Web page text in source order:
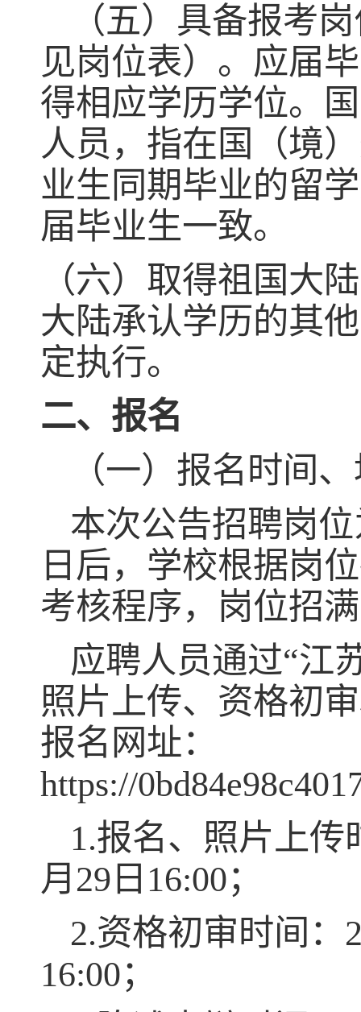
（五）具备报考
见岗位表）。应届
得相应学历学位。
人员，指在国（境
业生同期毕业的留
届毕业生一致。
（六）取得祖国大
大陆承认学历的其
定执行。
二、报名
（一）报名时间
本次公告招聘岗
日后，学校根据岗
考核程序，岗位招
应聘人员通过“江
照片上传、资格初
报名网址：
https://
1.报名、照片上传
月 29 日 16:00；
2.资格初审时间：
16:00；